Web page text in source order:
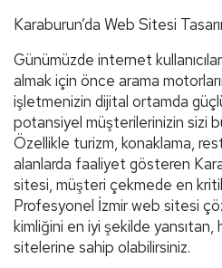
Karaburun’da Web Sitesi
Günümüzde internet
almak için önce arama
işletmenizin dijital ortamda
potansiyel müşterilerinizin sizi
Özellikle turizm, konaklama,
alanlarda faaliyet gösteren
sitesi, müşteri çekmede en
Profesyonel İzmir web sitesi
kimliğini en iyi şekilde yansıtan,
sitelerine sahip olabilirsiniz.